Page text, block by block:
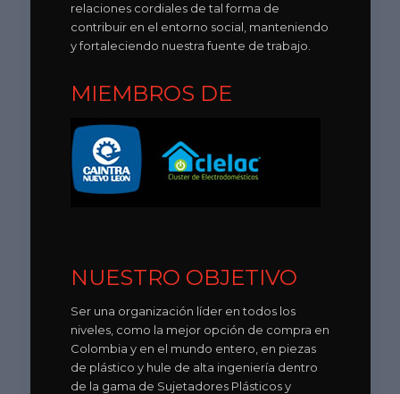
relaciones cordiales de tal forma de
contribuir en el entorno social, manteniendo
y fortaleciendo nuestra fuente de trabajo.
MIEMBROS DE
NUESTRO OBJETIVO
Ser una organización líder en todos los
niveles, como la mejor opción de compra en
Colombia y en el mundo entero, en piezas
de plástico y hule de alta ingeniería dentro
de la gama de Sujetadores Plásticos y